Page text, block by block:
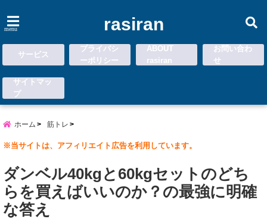
menu rasiran
サービス
プライバシ
ーポリシー
ABOUT
rasiran
お問い合わ
せ
サイトマッ
プ
ホーム 筋トレ
※当サイトは、アフィリエイト広告を利用しています。
ダンベル40kgと60kgセットのどち
らを買えばいいのか？の最強に明確
な答え